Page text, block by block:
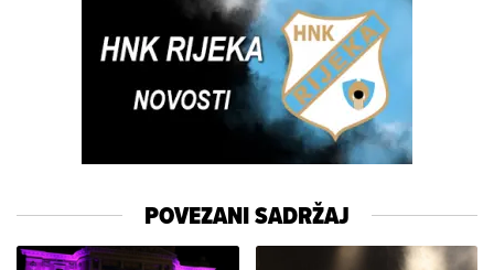
POVEZANI SADRŽAJ